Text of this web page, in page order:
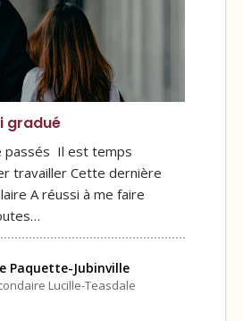
gradué
passés Il est temps
travailler Cette dernière
A réussi à me faire
Paquette-Jubinville
Lucille-Teasdale